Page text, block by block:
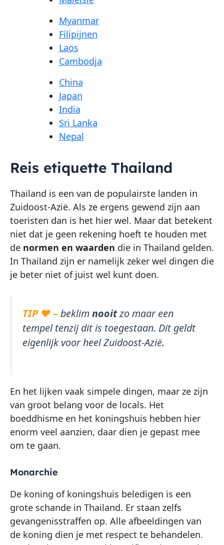
Myanmar
Filipijnen
Laos
Cambodja
China
Japan
India
Sri Lanka
Nepal
Reis etiquette Thailand
Thailand is een van de populairste landen in
Zuidoost-Azië. Als ze ergens gewend zijn aan
toeristen dan is het hier wel. Maar dat betekent
niet dat je geen rekening hoeft te houden met
de normen en waarden die in Thailand gelden.
In Thailand zijn er namelijk zeker wel dingen die
je beter niet of juist wel kunt doen.
TIP ♥ – beklimnooitzo maar een
tempel tenzij dit is toegestaan. Dit geldt
eigenlijk voor heel Zuidoost-Azië.
En het lijken vaak simpele dingen, maar ze zijn
van groot belang voor de locals. Het
boeddhisme en het koningshuis hebben hier
enorm veel aanzien, daar dien je gepast mee
om te gaan.
Monarchie
De koning of koningshuis beledigen is een
grote schande in Thailand. Er staan zelfs
gevangenisstraffen op. Alle afbeeldingen van
de koning dien je met respect te behandelen.